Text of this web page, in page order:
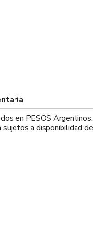
en PESOS Argentinos.
a disponibilidad de